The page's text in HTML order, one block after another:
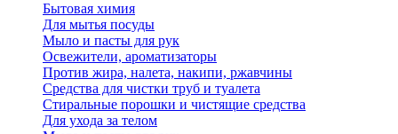
Бытовая химия
Для мытья посуды
Мыло и пасты для рук
Освежители, ароматизаторы
Против жира, налета, накипи, ржавчины
Средства для чистки труб и туалета
Стиральные порошки и чистящие средства
Для ухода за телом